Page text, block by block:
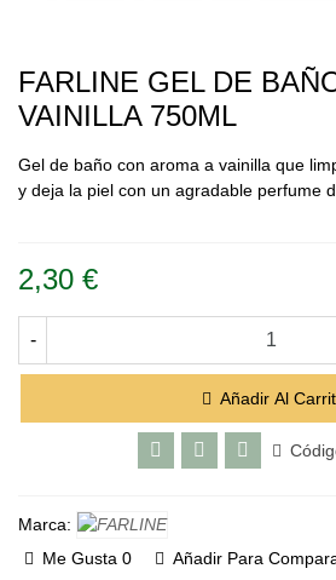
FARLINE GEL DE
VAINILLA 750ML
Gel de baño con aroma a vainilla que
y deja la piel con un agradable perfume
2,30 €
-
Añadir Al
Marca:
Me Gusta 0 Añadir Para